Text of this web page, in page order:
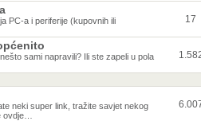
PC-a i periferije (kupovnih ili
17
sami napravili? Ili ste zapeli u pola
neki super link, tražite savjet nekog
ovdje…